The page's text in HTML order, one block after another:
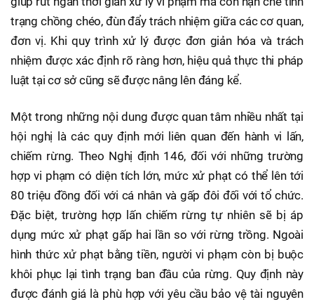
trạng chồng chéo, đùn đẩy trách nhiệm giữa các cơ quan,
đơn vị. Khi quy trình xử lý được đơn giản hóa và trách
nhiệm được xác định rõ ràng hơn, hiệu quả thực thi pháp
luật tại cơ sở cũng sẽ được nâng lên đáng kể.
Một trong những nội dung được quan tâm nhiều nhất tại
hội nghị là các quy định mới liên quan đến hành vi lấn,
chiếm rừng. Theo Nghị định 146, đối với những trường
hợp vi phạm có diện tích lớn, mức xử phạt có thể lên tới
80 triệu đồng đối với cá nhân và gấp đôi đối với tổ chức.
Đặc biệt, trường hợp lấn chiếm rừng tự nhiên sẽ bị áp
dụng mức xử phạt gấp hai lần so với rừng trồng. Ngoài
hình thức xử phạt bằng tiền, người vi phạm còn bị buộc
khôi phục lại tình trạng ban đầu của rừng. Quy định này
được đánh giá là phù hợp với yêu cầu bảo vệ tài nguyên